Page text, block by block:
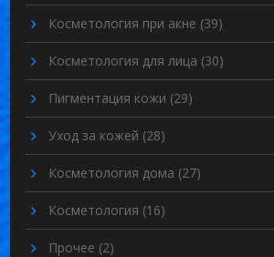
Косметология при акне (39)
Косметология для лица (30)
Пигментация кожи (29)
Уход за кожей (28)
Косметология дома (27)
Косметология (16)
Прочее (2)